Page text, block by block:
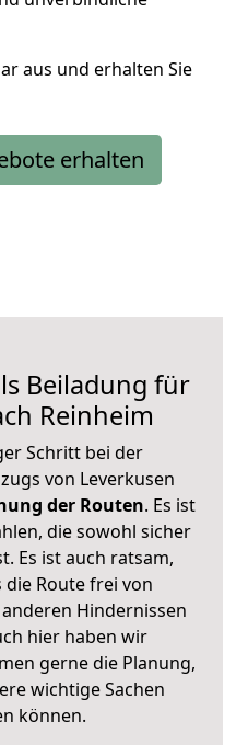
aus und erhalten Sie
erhalten
Beiladung für
Reinheim
Schritt bei der
von Leverkusen
der Routen. Es ist
die sowohl sicher
Es ist auch ratsam,
Route frei von
Hindernissen
hier haben wir
gerne die Planung,
wichtige Sachen
können.